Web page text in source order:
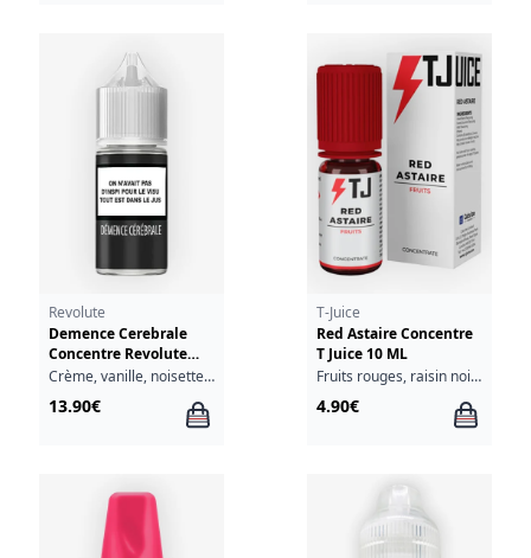
Revolute
Demence Cerebrale
Concentre Revolute
30ml
Crème, vanille, noisette, crème anglaise
13.90€
T-Juice
Red Astaire Concentre
T Juice 10 ML
Fruits rouges, raisin noir, eucalyptus, anis, menthol
4.90€